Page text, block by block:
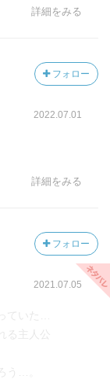
詳細をみる
フォロー
2022.07.01
詳細をみる
フォロー
2021.07.05
ていた…
る主人公
う…。